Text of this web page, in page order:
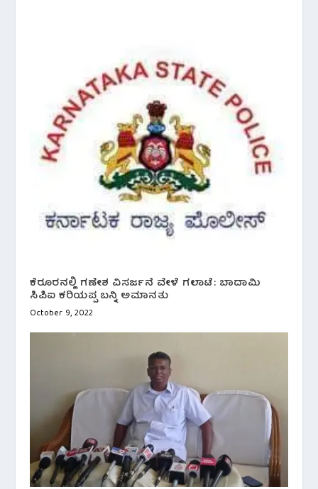
ಕೆರೂರನಲ್ಲಿ ಗಣೇಶ ವಿಸರ್ಜನೆ ವೇಳೆ ಗಲಾಟೆ: ಬಾದಾಮಿ
ಸಿಪಿಐ ಕರಿಯಪ್ಪ ಬನ್ನಿ ಅಮಾನತು
October 9, 2022